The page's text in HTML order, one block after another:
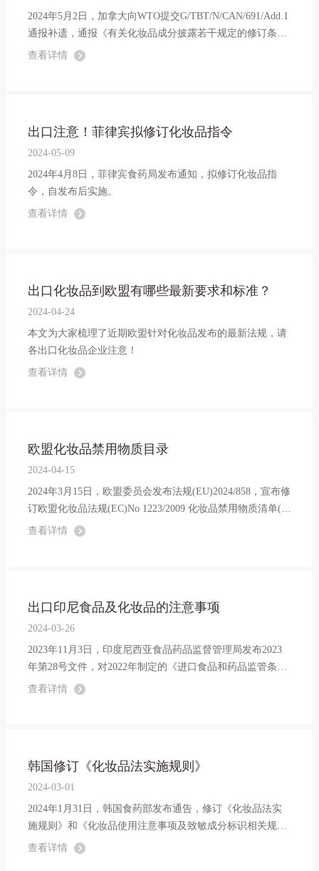
2024年5月2日，加拿大向WTO提交G/TBT/N/CAN/691/Add.1
通报补遗，通报《有关化妆品成分披露若干规定的修订条
例》（SOR/2024-63）已于2024年4月24日在加拿大公报第二
查看详情
出口注意！菲律宾拟修订化妆品指令
2024-05-09
2024年4月8日，菲律宾食药局发布通知，拟修订化妆品指
令，自发布后实施。
查看详情
出口化妆品到欧盟有哪些最新要求和标准？
2024-04-24
本文为大家梳理了近期欧盟针对化妆品发布的最新法规，请
各出口化妆品企业注意！
查看详情
欧盟化妆品禁用物质目录
2024-04-15
2024年3月15日，欧盟委员会发布法规(EU)2024/858，宣布修
订欧盟化妆品法规(EC)No 1223/2009 化妆品禁用物质清单(附
录II)和限用物质清单(附录III)。
查看详情
出口印尼食品及化妆品的注意事项
2024-03-26
2023年11月3日，印度尼西亚食品药品监督管理局发布2023
年第28号文件，对2022年制定的《进口食品和药品监管条
例》进行修订。其中对食品和化妆品进口的要求做了详细规
查看详情
韩国修订《化妆品法实施规则》
2024-03-01
2024年1月31日，韩国食药部发布通告，修订《化妆品法实
施规则》和《化妆品使用注意事项及致敏成分标识相关规
定》。
查看详情